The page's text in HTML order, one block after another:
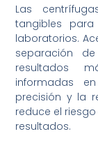
Las
tangibles
laboratorios.
separación
resultados
informadas
precisión y la
reduce el
resultados.